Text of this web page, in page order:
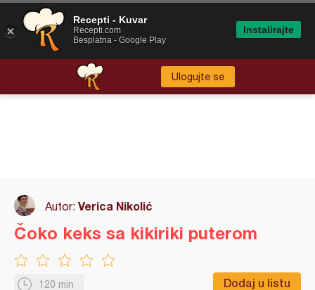
Ulogujte se
Autor: Verica Nikolić
120 min Dodaj u listu
Čoko keks sa kikiriki puterom
Recepti - Kuvar
Recepti.com
Besplatna - Google Play
Instalirajte